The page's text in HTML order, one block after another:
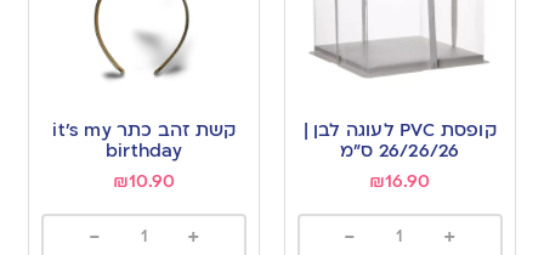
קופסת PVC לעוגה לבן |
26/26/26 ס”מ
₪16.90
+
-
קשת זהב כתר it’s my
birthday
₪10.90
+
-